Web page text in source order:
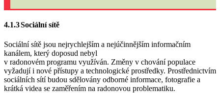
4.1.3Sociální sítě
Sociální sítě jsou nejrychlejším a nejúčinnějším informačním
kanálem, který doposud nebyl
v radonovém programu využíván. Změny v chování populace
vyžadují i nové přístupy a technologické prostředky. Prostřednictvím
sociálních sítí budou sdělovány odborné informace, fotografie a
krátká videa se zaměřením na radonovou problematiku.